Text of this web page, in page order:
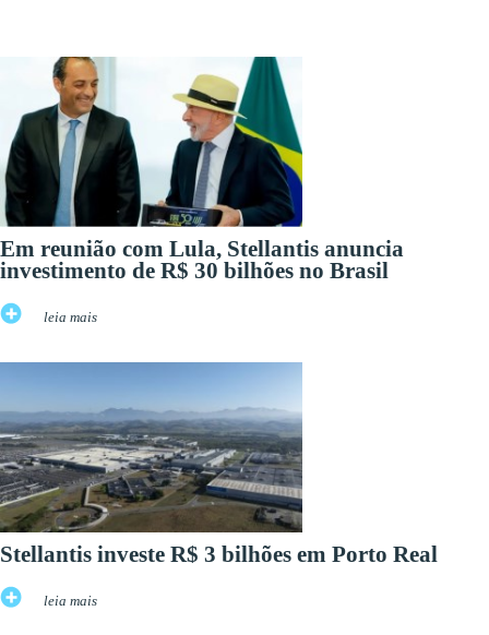
Em reunião com Lula, Stellantis anuncia
investimento de R$ 30 bilhões no Brasil
leia mais
Stellantis investe R$ 3 bilhões em Porto Real
leia mais